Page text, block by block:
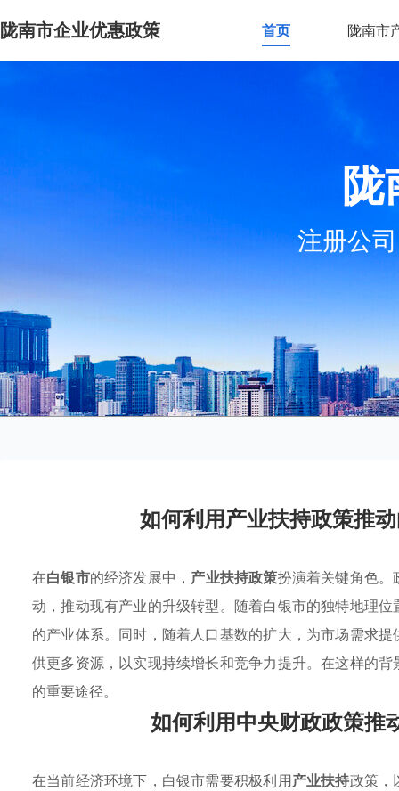
陇南市企业优惠政策 首页 陇南市
陇
注册公
如何利用产业扶持政策推
在白银市的经济发展中， 产业扶持政策扮演着关键角色
动，推动现有产业的升级转型。随着白银市的独特地理位
的产业体系。同时，随着人口基数的扩大，为市场需求
供更多资源，以实现持续增长和竞争力提升。在这样的
的重要途径。
如何利用中央财政政策推
在当前经济环境下，白银市需要积极利用产业扶持政策，